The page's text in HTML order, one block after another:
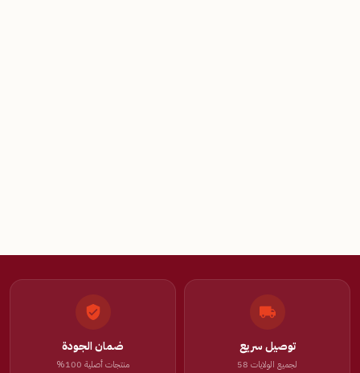
توصيل سريع
لجميع الولايات 58
ضمان الجودة
منتجات أصلية 100%